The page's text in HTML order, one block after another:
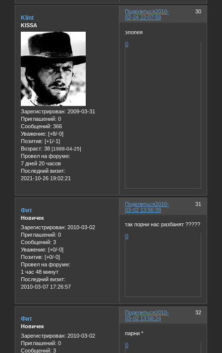
Поделиться 30
2010-
02-24 22:07:59
Klint
KISSA
Зарегистрирован: 2009-03-31
Приглашений: 0
Сообщений: 366
Уважение: [+8/-0]
Позитив: [+1/-1]
Возраст: 38 [1988-04-25]
Провел на форуме:
7 дней 20 часов
Последний визит:
2021-10-26 19:02:21
эпопея
0
Поделиться 31
2010-
03-02 13:56:39
Фит
Новичек
Зарегистрирован: 2010-03-02
Приглашений: 0
Сообщений: 3
Уважение: [+0/-0]
Позитив: [+0/-0]
Провел на форуме:
1 час 48 минут
Последний визит:
2010-03-07 17:26:57
так порни нас разбанят ?????
0
Поделиться 32
2010-
03-02 13:58:24
Фит
Новичек
Зарегистрирован: 2010-03-02
Приглашений: 0
Сообщений: 3
парни *
0